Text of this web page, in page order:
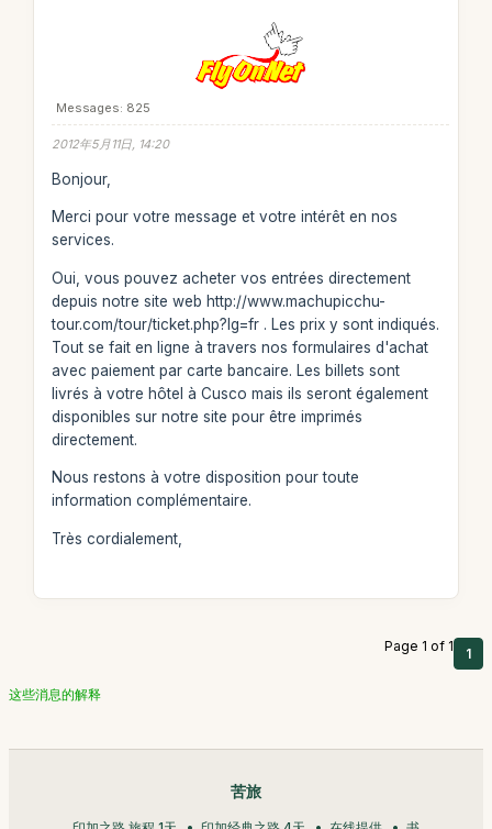
Messages: 825
2012年5月11日, 14:20
Bonjour,
Merci pour votre message et votre intérêt en nos
services.
Oui, vous pouvez acheter vos entrées directement
depuis notre site web http://www.machupicchu-
tour.com/tour/ticket.php?lg=fr . Les prix y sont indiqués.
Tout se fait en ligne à travers nos formulaires d'achat
avec paiement par carte bancaire. Les billets sont
livrés à votre hôtel à Cusco mais ils seront également
disponibles sur notre site pour être imprimés
directement.
Nous restons à votre disposition pour toute
information complémentaire.
Très cordialement,
Page 1 of 1 1
这些消息的解释
苦旅